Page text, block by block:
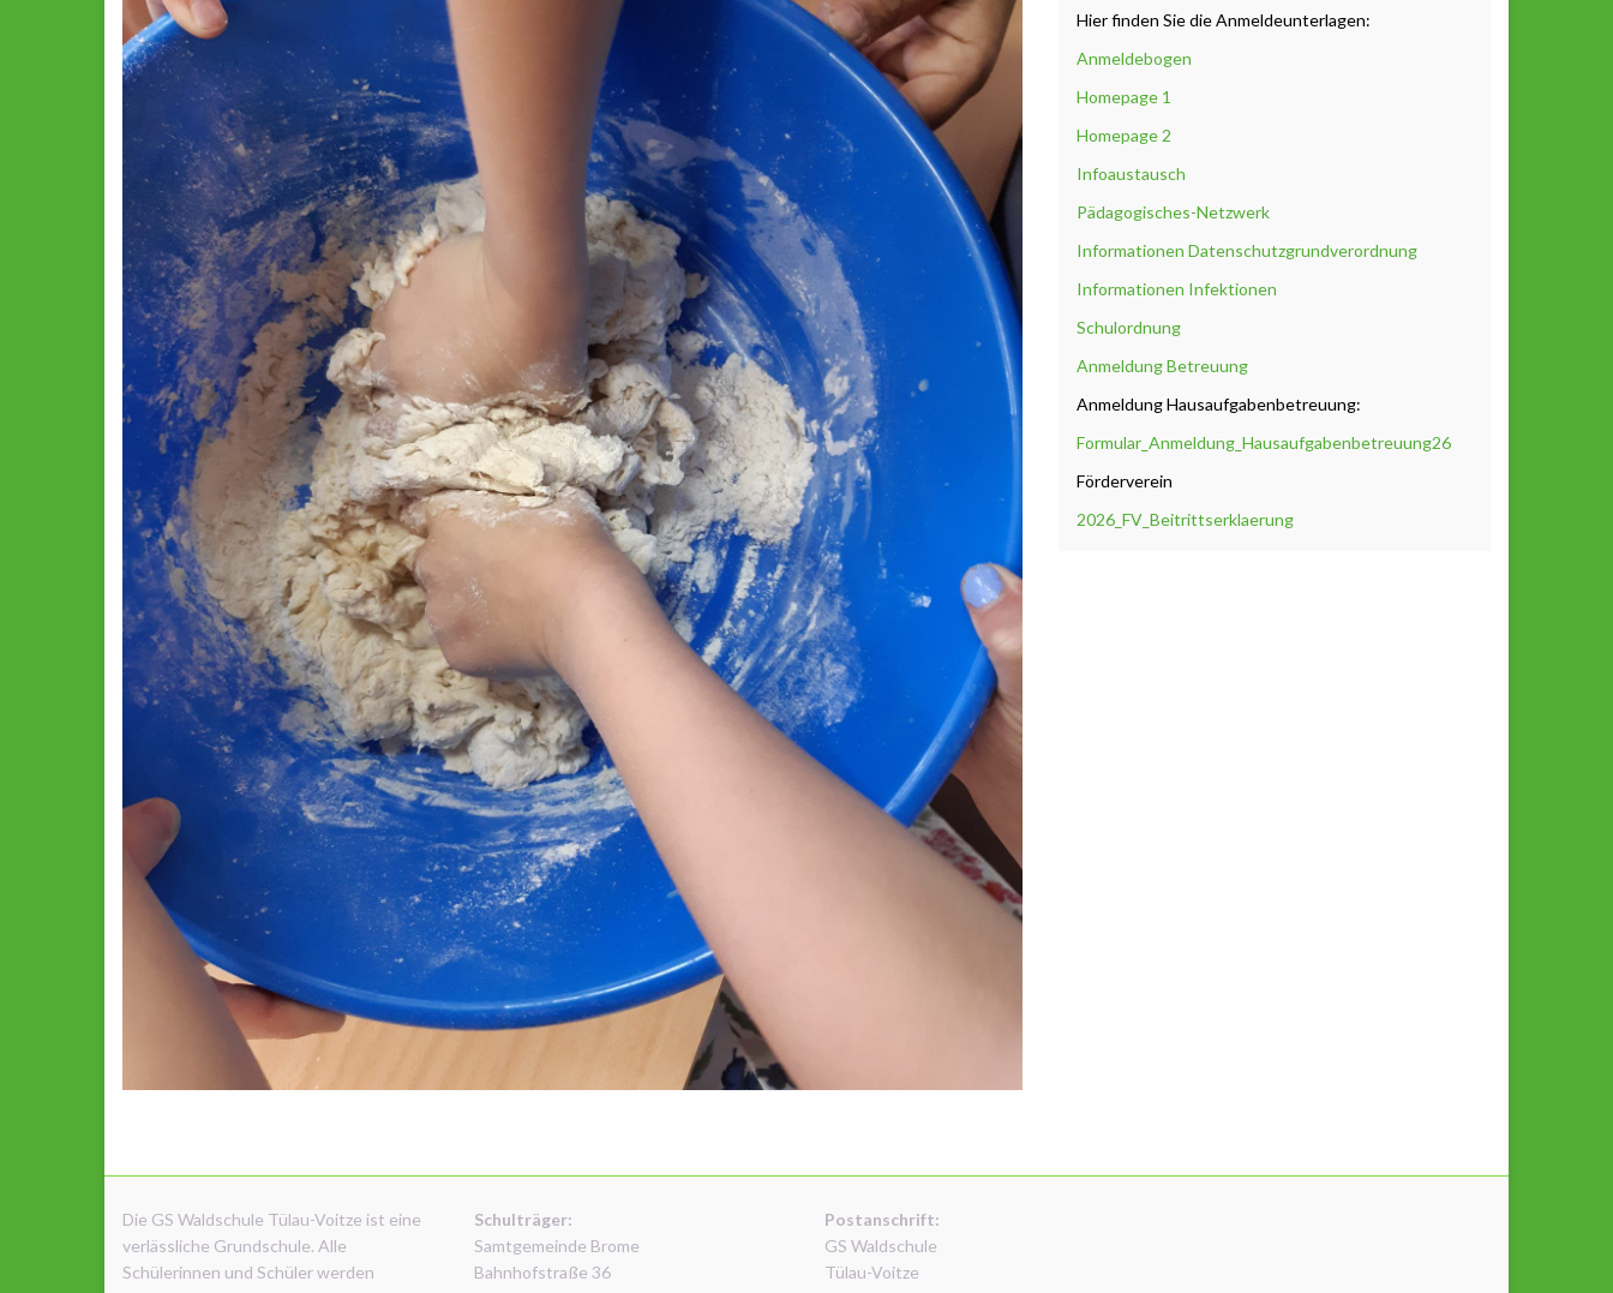
Hier finden Sie die Anmeldeunterlagen:
Anmeldebogen
Homepage 1
Homepage 2
Infoaustausch
Pädagogisches-Netzwerk
Informationen Datenschutzgrundverordnung
Informationen Infektionen
Schulordnung
Anmeldung Betreuung
Anmeldung Hausaufgabenbetreuung:
Formular_Anmeldung_Hausaufgabenbetreuung26
Förderverein
2026_FV_Beitrittserklaerung
Die GS Waldschule Tülau-Voitze ist eine
verlässliche Grundschule. Alle
Schülerinnen und Schüler werden
Schulträger:
Samtgemeinde Brome
Bahnhofstraße 36
Postanschrift:
GS Waldschule
Tülau-Voitze